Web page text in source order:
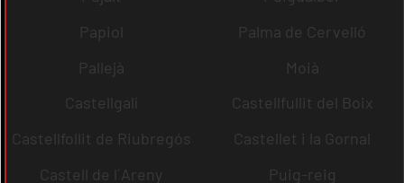
Papiol
Palma de Cervelló
Pallejà
Moià
Castellgalí
Castellfullit del Boix
Castellfollit de Riubregós
Castellet i la Gornal
Castell de l´Areny
Puig-reig